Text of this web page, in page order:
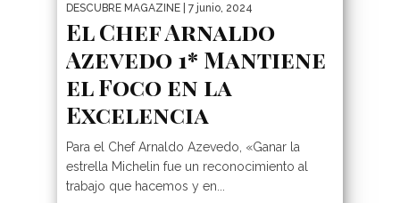
DESCUBRE MAGAZINE | 7 junio, 2024
El Chef Arnaldo
Azevedo 1* Mantiene
el Foco en la
Excelencia
Para el Chef Arnaldo Azevedo, «Ganar la
estrella Michelin fue un reconocimiento al
trabajo que hacemos y en...